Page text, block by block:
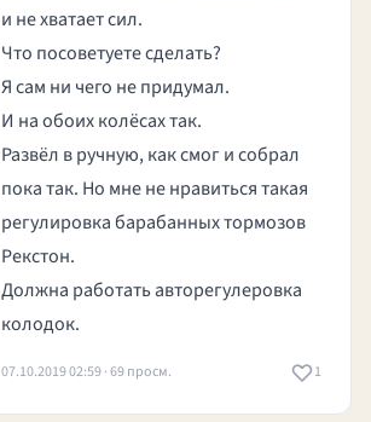
и не хватает сил.
Что посоветуете сделать?
Я сам ни чего не придумал.
И на обоих колёсах так.
Развёл в ручную, как смог и собрал
пока так. Но мне не нравиться такая
регулировка барабанных тормозов
Рекстон.
Должна работать авторегулеровка
колодок.
07.10.2019 02:59 · 69 просм. 1